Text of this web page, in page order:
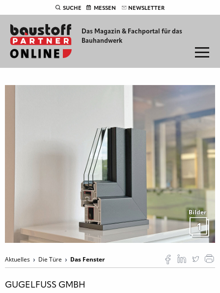
SUCHE MESSEN NEWSLETTER
Das Magazin & Fachportal für das
Bauhandwerk
Bilder
1
Aktuelles Die Türe Das Fenster
GUGELFUSS GMBH